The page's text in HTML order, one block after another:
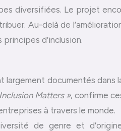
diversifiées. Le projet
Au-delà de
d’inclusion.
documentés
Matters », confirme
à travers le monde.
de genre et